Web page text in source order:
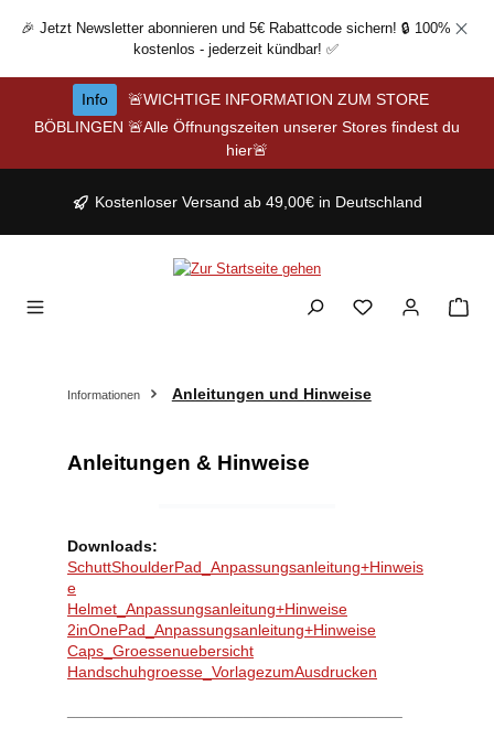
Zum Hauptinhalt springen
🎉 Jetzt Newsletter abonnieren und 5€ Rabattcode sichern! 🔒 100%
kostenlos - jederzeit kündbar! ✅
Info
🚨WICHTIGE INFORMATION ZUM STORE
BÖBLINGEN 🚨Alle Öffnungszeiten unserer Stores findest du
hier🚨
Kostenloser Versand ab 49,00€ in Deutschland
Informationen Anleitungen und Hinweise
Anleitungen & Hinweise
Downloads:
SchuttShoulderPad_Anpassungsanleitung+Hinweis
e
Helmet_Anpassungsanleitung+Hinweise
2inOnePad_Anpassungsanleitung+Hinweise
Caps_Groessenuebersicht
Handschuhgroesse_VorlagezumAusdrucken